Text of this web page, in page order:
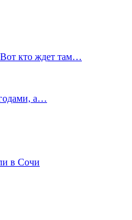
кто ждет там…
годами, а…
в Сочи